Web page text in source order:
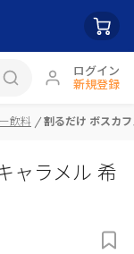
ログイン
新規登録
飲料 割るだけ ボスカ
ャラメル 希